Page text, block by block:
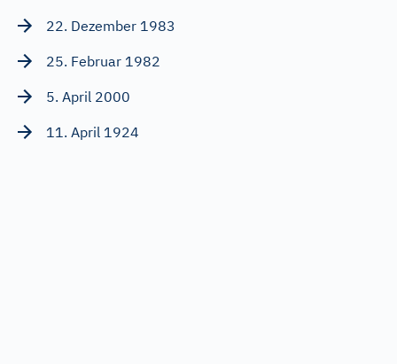
22. Dezember 1983
25. Februar 1982
5. April 2000
11. April 1924